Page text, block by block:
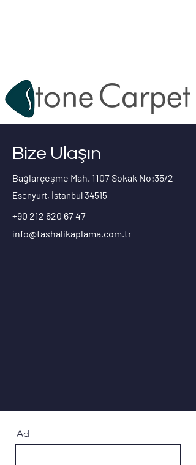
Bize Ulaşın
Bağlarçeşme Mah. 1107 Sokak No:35/2
Esenyurt, İstanbul 34515
+90 212 620 67 47
info@tashalikaplama.com.tr
Ad